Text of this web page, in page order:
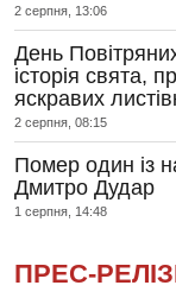
2 серпня, 13:06
День
історія свята,
яскравих
2 серпня, 08:15
Помер один із
Дмитро Дудар
1 серпня, 14:48
ПРЕС-